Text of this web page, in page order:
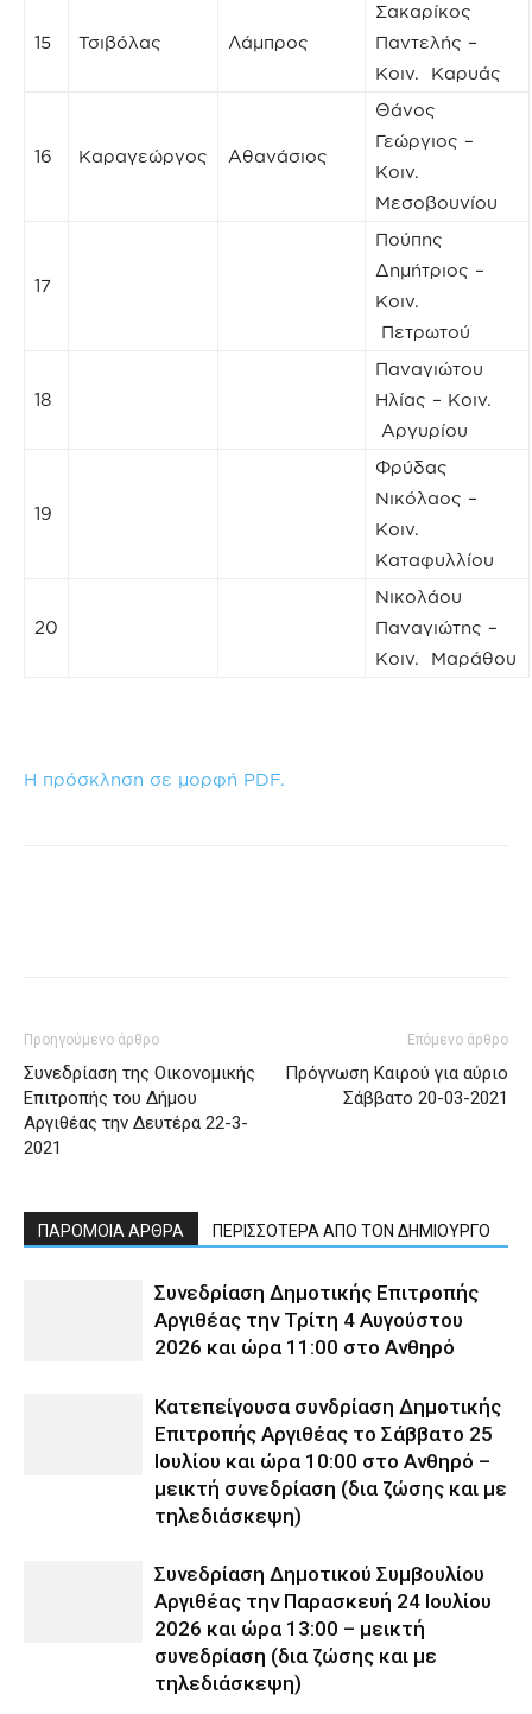
15 Τσιβόλας Λάμπρος
Σακαρίκος
Παντελής –
Κοιν. Καρυάς
16 Καραγεώργος Αθανάσιος
Θάνος
Γεώργιος –
Κοιν.
Μεσοβουνίου
17
Πούπης
Δημήτριος –
Κοιν.
Πετρωτού
18
Παναγιώτου
Ηλίας – Κοιν.
Αργυρίου
19
Φρύδας
Νικόλαος –
Κοιν.
Καταφυλλίου
20
Νικολάου
Παναγιώτης –
Κοιν. Μαράθου
Η πρόσκληση σε μορφή PDF.
Προηγούμενο άρθρο
Συνεδρίαση της Οικονομικής
Επιτροπής του Δήμου
Αργιθέας την Δευτέρα 22-3-
2021
Επόμενο άρθρο
Πρόγνωση Καιρού για αύριο
Σάββατο 20-03-2021
ΠΑΡΟΜΟΙΑ ΑΡΘΡΑ ΠΕΡΙΣΣΟΤΕΡΑ ΑΠΟ ΤΟΝ ΔΗΜΙΟΥΡΓΟ
Συνεδρίαση Δημοτικής Επιτροπής
Αργιθέας την Τρίτη 4 Αυγούστου
2026 και ώρα 11:00 στο Ανθηρό
Κατεπείγουσα συνδρίαση Δημοτικής
Επιτροπής Αργιθέας το Σάββατο 25
Ιουλίου και ώρα 10:00 στο Ανθηρό –
μεικτή συνεδρίαση (δια ζώσης και με
τηλεδιάσκεψη)
Συνεδρίαση Δημοτικού Συμβουλίου
Αργιθέας την Παρασκευή 24 Ιουλίου
2026 και ώρα 13:00 – μεικτή
συνεδρίαση (δια ζώσης και με
τηλεδιάσκεψη)